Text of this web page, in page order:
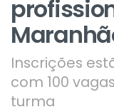
Inscrições
com 100
turma